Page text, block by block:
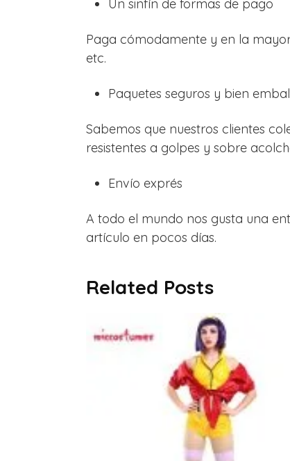
Un sinfín de formas de pago
Paga cómodamente y en la
etc.
Paquetes seguros y bien
Sabemos que nuestros clientes
resistentes a golpes y sobre
Envío exprés
A todo el mundo nos gusta una
artículo en pocos días.
Related Posts